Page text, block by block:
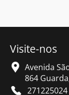
Visite-nos
Avenida
864
271225024